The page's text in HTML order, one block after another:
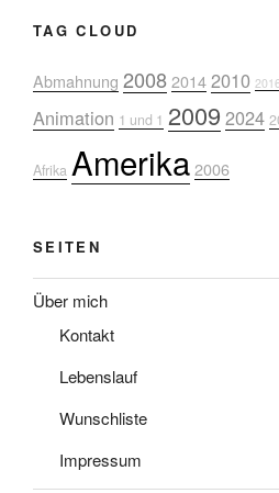
TAG CLOUD
Abmahnung 200820142010 2016
Animation 1 und 1 2009 2024
Afrika Amerika2006
SEITEN
Über mich
Kontakt
Lebenslauf
Wunschliste
Impressum